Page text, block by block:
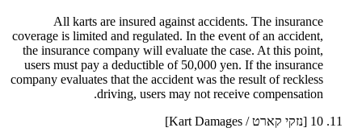
All karts are insured against accidents. The insurance
coverage is limited and regulated. In the event of an accident,
the insurance company will evaluate the case. At this point,
users must pay a deductible of 50,000 yen. If the insurance
company evaluates that the accident was the result of reckless
driving, users may not receive compensation.
10 [נזקי קארט / Kart Damages]